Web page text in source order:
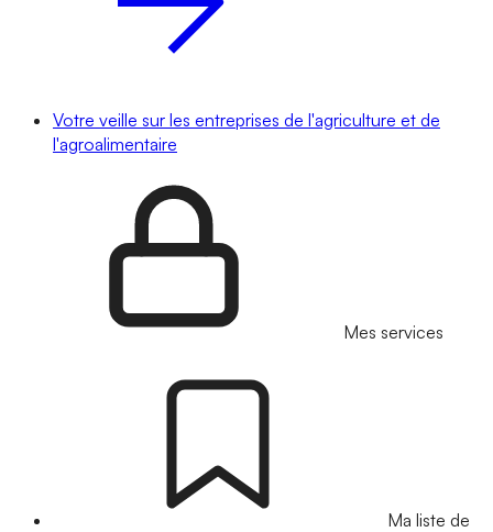
Votre veille sur les entreprises de l'agriculture et de
l'agroalimentaire
Mes services
Ma liste de